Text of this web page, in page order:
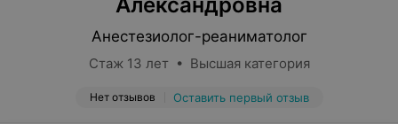
Анестезиолог-реаниматолог
Стаж 13 лет • Высшая категория
Нет отзывов Оставить первый отзыв